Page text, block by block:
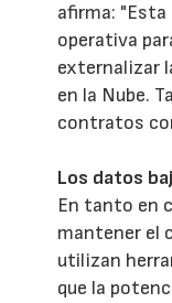
afirma:
operativa
externalizar
en la Nube.
contratos
Los datos
En tanto en
mantener el
utilizan
que la